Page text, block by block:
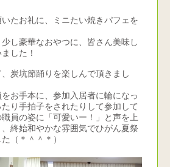
たお礼に、ミニたい焼きパフェを
し豪華なおやつに、皆さん美味し
した！
炭坑節踊りを楽しんで頂きまし
お手本に、参加入居者に輪になっ
り手拍子をされたりして参加して
員の姿に「可愛いー！」と声を上
終始和やかな雰囲気でひがん夏祭
（＊＾＾＊）